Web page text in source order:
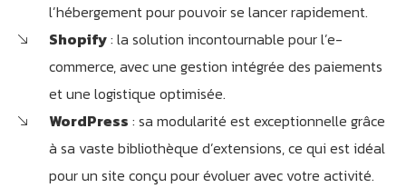
l’hébergement pour pouvoir se lancer rapidement.
Shopify: la solution incontournable pour l’e-
commerce, avec une gestion intégrée des paiements
et une logistique optimisée.
WordPress : sa modularité est exceptionnelle grâce
à sa vaste bibliothèque d’extensions, ce qui est idéal
pour un site conçu pour évoluer avec votre activité.